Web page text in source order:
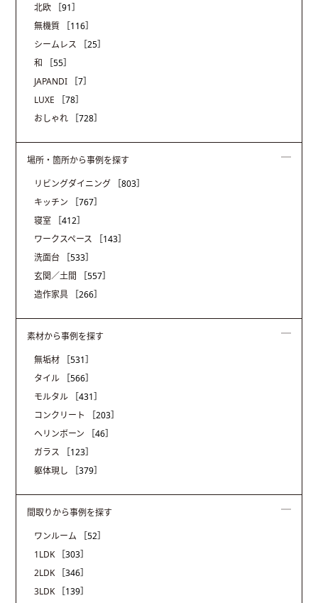
北欧
［91］
無機質
［116］
シームレス
［25］
和
［55］
JAPANDI
［7］
LUXE
［78］
おしゃれ
［728］
場所・箇所から事例を探す
リビングダイニング
［803］
キッチン
［767］
寝室
［412］
ワークスペース
［143］
洗面台
［533］
玄関／土間
［557］
造作家具
［266］
素材から事例を探す
無垢材
［531］
タイル
［566］
モルタル
［431］
コンクリート
［203］
ヘリンボーン
［46］
ガラス
［123］
躯体現し
［379］
間取りから事例を探す
ワンルーム
［52］
1LDK
［303］
2LDK
［346］
3LDK
［139］